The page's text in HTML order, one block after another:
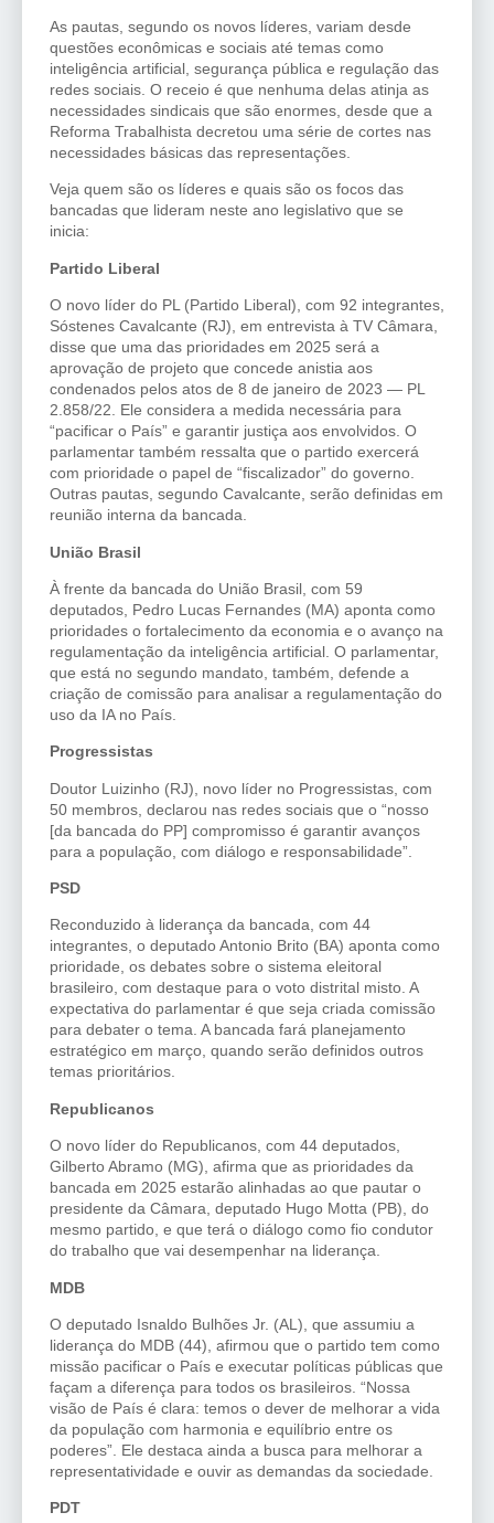
As pautas, segundo os novos líderes, variam desde
questões econômicas e sociais até temas como
inteligência artificial, segurança pública e regulação das
redes sociais. O receio é que nenhuma delas atinja as
necessidades sindicais que são enormes, desde que a
Reforma Trabalhista decretou uma série de cortes nas
necessidades básicas das representações.
Veja quem são os líderes e quais são os focos das
bancadas que lideram neste ano legislativo que se
inicia:
Partido Liberal
O novo líder do PL (Partido Liberal), com 92 integrantes,
Sóstenes Cavalcante (RJ), em entrevista à TV Câmara,
disse que uma das prioridades em 2025 será a
aprovação de projeto que concede anistia aos
condenados pelos atos de 8 de janeiro de 2023 — PL
2.858/22. Ele considera a medida necessária para
“pacificar o País” e garantir justiça aos envolvidos. O
parlamentar também ressalta que o partido exercerá
com prioridade o papel de “fiscalizador” do governo.
Outras pautas, segundo Cavalcante, serão definidas em
reunião interna da bancada.
União Brasil
À frente da bancada do União Brasil, com 59
deputados, Pedro Lucas Fernandes (MA) aponta como
prioridades o fortalecimento da economia e o avanço na
regulamentação da inteligência artificial. O parlamentar,
que está no segundo mandato, também, defende a
criação de comissão para analisar a regulamentação do
uso da IA no País.
Progressistas
Doutor Luizinho (RJ), novo líder no Progressistas, com
50 membros, declarou nas redes sociais que o “nosso
[da bancada do PP] compromisso é garantir avanços
para a população, com diálogo e responsabilidade”.
PSD
Reconduzido à liderança da bancada, com 44
integrantes, o deputado Antonio Brito (BA) aponta como
prioridade, os debates sobre o sistema eleitoral
brasileiro, com destaque para o voto distrital misto. A
expectativa do parlamentar é que seja criada comissão
para debater o tema. A bancada fará planejamento
estratégico em março, quando serão definidos outros
temas prioritários.
Republicanos
O novo líder do Republicanos, com 44 deputados,
Gilberto Abramo (MG), afirma que as prioridades da
bancada em 2025 estarão alinhadas ao que pautar o
presidente da Câmara, deputado Hugo Motta (PB), do
mesmo partido, e que terá o diálogo como fio condutor
do trabalho que vai desempenhar na liderança.
MDB
O deputado Isnaldo Bulhões Jr. (AL), que assumiu a
liderança do MDB (44), afirmou que o partido tem como
missão pacificar o País e executar políticas públicas que
façam a diferença para todos os brasileiros. “Nossa
visão de País é clara: temos o dever de melhorar a vida
da população com harmonia e equilíbrio entre os
poderes”. Ele destaca ainda a busca para melhorar a
representatividade e ouvir as demandas da sociedade.
PDT